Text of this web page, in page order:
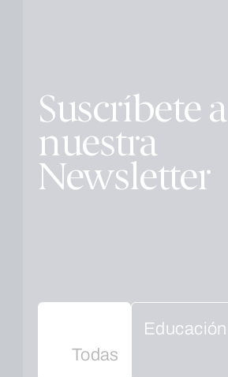
Suscríbete a
nuestra
Newsletter
Todas
Educación